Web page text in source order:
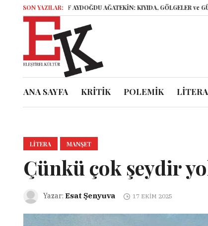
SON YAZILAR:
ELİF AYDOĞDU AĞATEKİN: KIYIDA, GÖLGELER ve GÜNLÜKLER
ANA SAYFA KRİTİK POLEMİK LİTERA
LITERA MANŞET
Çünkü çok şeydir
Yazar: Esat Şenyuva 17 EKIM 2025